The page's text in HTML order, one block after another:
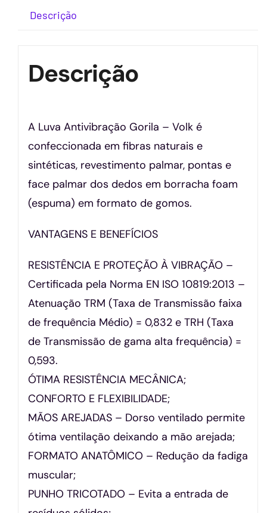
Descrição
Descrição
A Luva Antivibração Gorila – Volk é
confeccionada em fibras naturais e
sintéticas, revestimento palmar, pontas e
face palmar dos dedos em borracha foam
(espuma) em formato de gomos.
VANTAGENS E BENEFÍCIOS
RESISTÊNCIA E PROTEÇÃO À VIBRAÇÃO –
Certificada pela Norma EN ISO 10819:2013 –
Atenuação TRM (Taxa de Transmissão faixa
de frequência Médio) = 0,832 e TRH (Taxa
de Transmissão de gama alta frequência) =
0,593.
ÓTIMA RESISTÊNCIA MECÂNICA;
CONFORTO E FLEXIBILIDADE;
MÃOS AREJADAS – Dorso ventilado permite
ótima ventilação deixando a mão arejada;
FORMATO ANATÔMICO – Redução da fadiga
muscular;
PUNHO TRICOTADO – Evita a entrada de